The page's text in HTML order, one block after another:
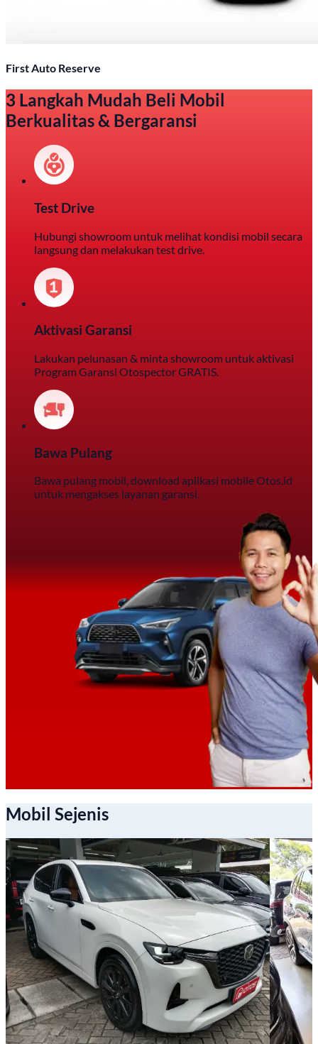
First Auto Reserve
3 Langkah Mudah Beli Mobil
Berkualitas & Bergaransi
Test Drive
Hubungi showroom untuk melihat kondisi mobil secara
langsung dan melakukan test drive.
Aktivasi Garansi
Lakukan pelunasan & minta showroom untuk aktivasi
Program Garansi Otospector GRATIS.
Bawa Pulang
Bawa pulang mobil, download aplikasi mobile Otos.id
untuk mengakses layanan garansi.
Mobil Sejenis